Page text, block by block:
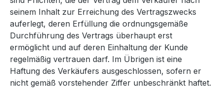
seinem Inhalt zur Erreichung des Vertragszwecks
auferlegt, deren Erfüllung die ordnungsgemäße
Durchführung des Vertrags überhaupt erst
ermöglicht und auf deren Einhaltung der Kunde
regelmäßig vertrauen darf. Im Übrigen ist eine
Haftung des Verkäufers ausgeschlossen, sofern er
nicht gemäß vorstehender Ziffer unbeschränkt haftet.